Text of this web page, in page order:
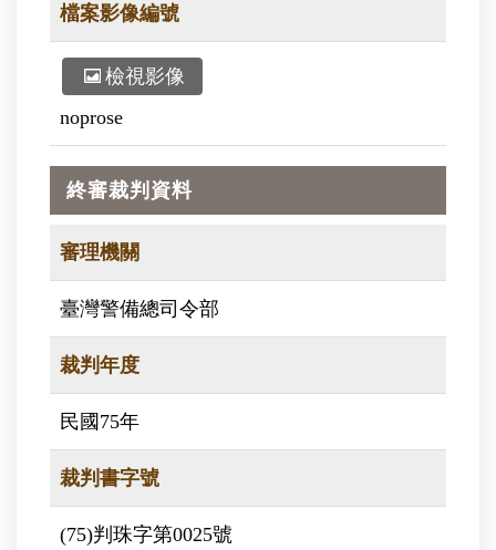
檔案影像編號
檢視影像
noprose
終審裁判資料
審理機關
臺灣警備總司令部
裁判年度
民國75年
裁判書字號
(75)判珠字第0025號